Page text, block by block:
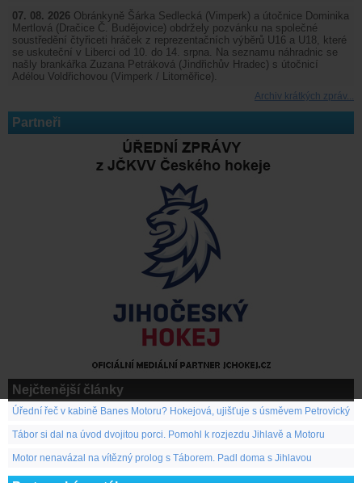
07. 08. 2026 Obránkyně Šárka Sedlecká (Vimperk) a útočnice Dominika
Mertlová (Dračice Č. Budějovice) obdržely pozvánku na společné
soustředění čtyřiceti hráček z reprezentačních výběrů U16 a U18, které
se uskuteční v Liberci od 10. do 14. srpna. Na seznamu náhradnic se
našly brankářka Zuzana Petráková (Jindřichův Hradec) s útočnicí
Adélou Voldřichovou (Vimperk / Litoměřice).
Archiv krátkých zpráv...
Partneři
Nejčtenější články
Úřední řeč v kabině Banes Motoru? Hokejová, ujišťuje s úsměvem Petrovický
Tábor si dal na úvod dvojitou porci. Pomohl k rozjezdu Jihlavě a Motoru
Motor nenavázal na vítězný prolog s Táborem. Padl doma s Jihlavou